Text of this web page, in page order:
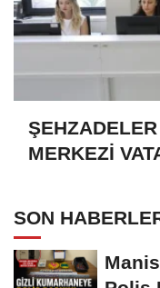
MERKEZİ
SON